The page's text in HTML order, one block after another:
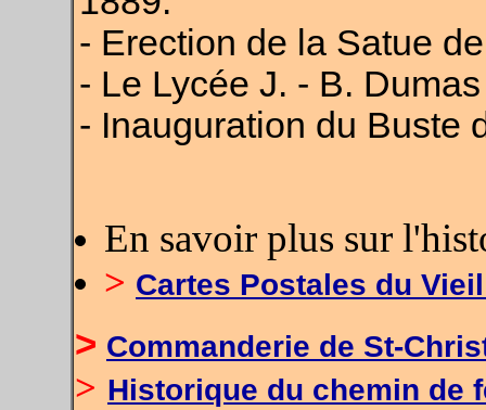
- Erection de la Satue
- Le Lycée J. - B. Dumas
- Inauguration du Buste
En savoir plus sur
> Cartes Postales du
> Commanderie de St-
> Historique du chemin de